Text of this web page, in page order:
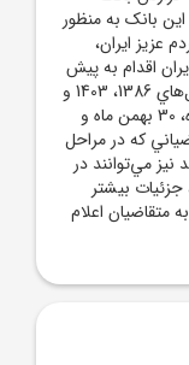
بانک به منظور
عزيز ايران،
اقدام به پيش
فروش قطعي انواع مسکوکات طلا، ضرب سال‌هاي 1386، 1403 و
1404 براي سررسيدهاي 30 آذرماه، 30 دي ماه، 30 بهمن ماه و
متقاضياني که در مراحل
مي‌توانند در
بيشتر
متقاضيان اعلام